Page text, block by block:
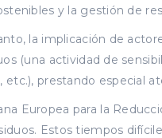
y la gestión de
la implicación de
(una actividad de
etc.), prestando especial
Europea para la
Estos tiempos